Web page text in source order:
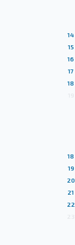
14
15
16
17
18
18
19
20
21
22